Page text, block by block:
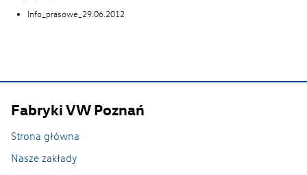
Lean on every line
Info_prasowe_29.06.2012
Fabryki VW Poznań
Strona główna
Nasze zakłady